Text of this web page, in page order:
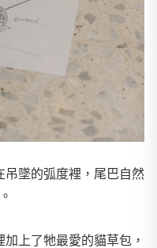
吊墜的弧度裡，尾巴自然
上了牠最愛的貓草包，